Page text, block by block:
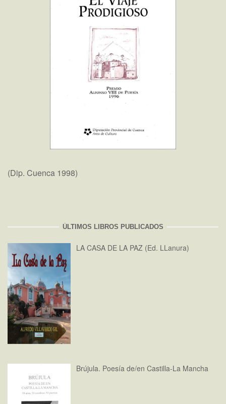
(Dip. Cuenca 1998)
ÚLTIMOS LIBROS PUBLICADOS
LA CASA DE LA PAZ (Ed. LLanura)
Brújula. Poesía de/en Castilla-La Mancha